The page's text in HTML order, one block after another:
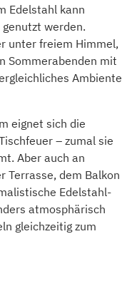
Edelstahl kann
werden.
unter freiem Himmel,
Sommerabenden mit
Ambiente
eignet sich die
– zumal sie
Aber auch an
Terrasse, dem Balkon
Edelstahl-
atmosphärisch
gleichzeitig zum